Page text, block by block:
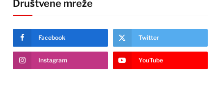
Društvene mreže
Facebook Twitter
Instagram YouTube